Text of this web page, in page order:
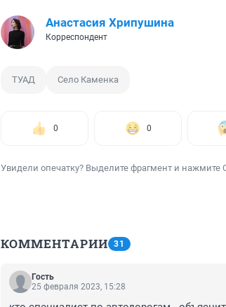
Анастасия Хрипушина
Корреспондент
ТУАД Село Каменка
0 0
Увидели опечатку? Выделите фрагмент и нажмите
КОММЕНТАРИИ 31
Гость
25 февраля 2023, 15:28